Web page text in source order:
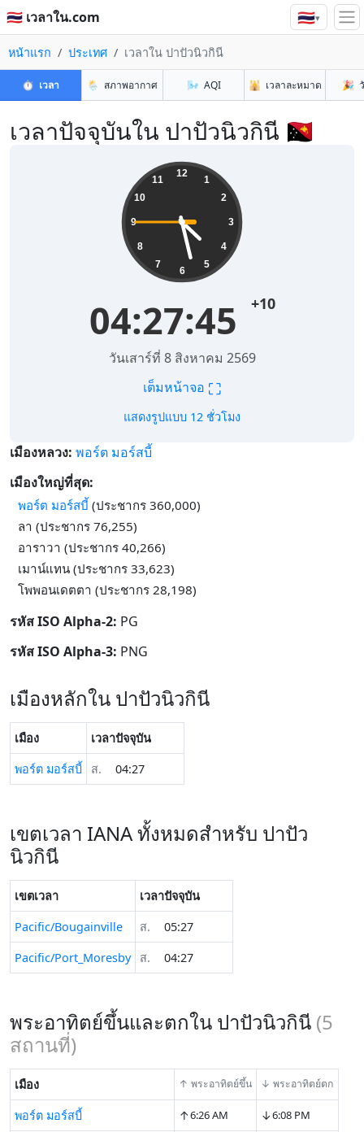
🇹🇭 เวลาใน.com 🇹🇭▾
หน้าแรก ประเทศ เวลาใน ปาปัวนิวกินี
⏱️ เวลา 🌦️ สภาพอากาศ 🌬️ AQI 🕌 เวลาละหมาด 🎉
เวลาปัจจุบันใน ปาปัวนิวกินี 🇵🇬
12
1
2
3
4
5
6
7
8
9
10
11
04:27:45 +10
วันเสาร์ที่ 8 สิงหาคม 2569
เต็มหน้าจอ ⛶
แสดงรูปแบบ 12 ชั่วโมง
เมืองหลวง: พอร์ต มอร์สบี้
เมืองใหญ่ที่สุด:
พอร์ต มอร์สบี้ (ประชากร 360,000)
ลา (ประชากร 76,255)
อาราวา (ประชากร 40,266)
เมาน์แทน (ประชากร 33,623)
โพพอนเดตตา (ประชากร 28,198)
รหัส ISO Alpha-2: PG
รหัส ISO Alpha-3: PNG
เมืองหลักใน ปาปัวนิวกินี
เมือง
เวลาปัจจุบัน
พอร์ต มอร์สบี้
ส. 04:27
เขตเวลา IANA ทั้งหมดสำหรับ ปาปัว
นิวกินี
เขตเวลา
เวลาปัจจุบัน
Pacific/Bougainville
ส.
05:27
Pacific/Port_Moresby
ส. 04:27
พระอาทิตย์ขึ้นและตกใน ปาปัวนิวกินี (5
สถานที่)
เมือง ↑ พระอาทิตย์ขึ้น ↓ พระอาทิตย์ตก
พอร์ต มอร์สบี้ ↑6:26 AM ↓6:08 PM